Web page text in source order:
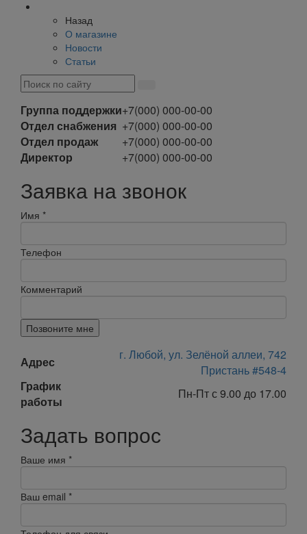
Назад
О магазине
Новости
Статьи
Группа поддержки+7(000) 000-00-00
Отдел снабжения +7(000) 000-00-00
Отдел продаж
+7(000) 000-00-00
Директор
+7(000) 000-00-00
Заявка на звонок
Имя *
Телефон
Комментарий
Позвоните мне
Адрес
г. Любой, ул. Зелёной аллеи, 742
Пристань #548-4
График
работы
Пн-Пт с 9.00 до 17.00
Задать вопрос
Ваше имя *
Ваш email *